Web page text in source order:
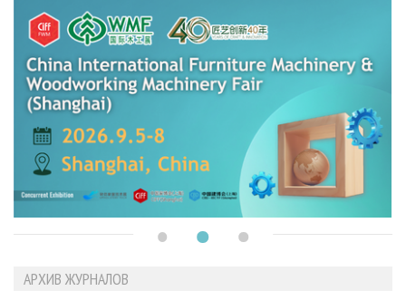
АРХИВ ЖУРНАЛОВ